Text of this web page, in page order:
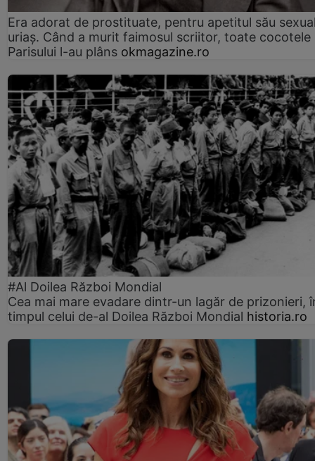
Era adorat de prostituate, pentru apetitul său
uriaș. Când a murit faimosul scriitor, toate cocotele
Parisului l-au plâns okmagazine.ro
#Al Doilea Război Mondial
Cea mai mare evadare dintr-un lagăr de prizonieri,
timpul celui de-al Doilea Război Mondial historia.ro